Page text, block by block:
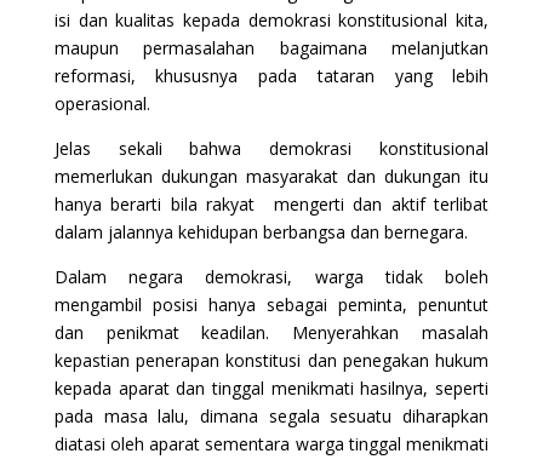
isi dan kualitas kepada demokrasi konstitusional kita,
maupun permasalahan bagaimana melanjutkan
reformasi, khususnya pada tataran yang lebih
operasional.
Jelas sekali bahwa demokrasi konstitusional
memerlukan dukungan masyarakat dan dukungan itu
hanya berarti bila rakyat mengerti dan aktif terlibat
dalam jalannya kehidupan berbangsa dan bernegara.
Dalam negara demokrasi, warga tidak boleh
mengambil posisi hanya sebagai peminta, penuntut
dan penikmat keadilan. Menyerahkan masalah
kepastian penerapan konstitusi dan penegakan hukum
kepada aparat dan tinggal menikmati hasilnya, seperti
pada masa lalu, dimana segala sesuatu diharapkan
diatasi oleh aparat sementara warga tinggal menikmati